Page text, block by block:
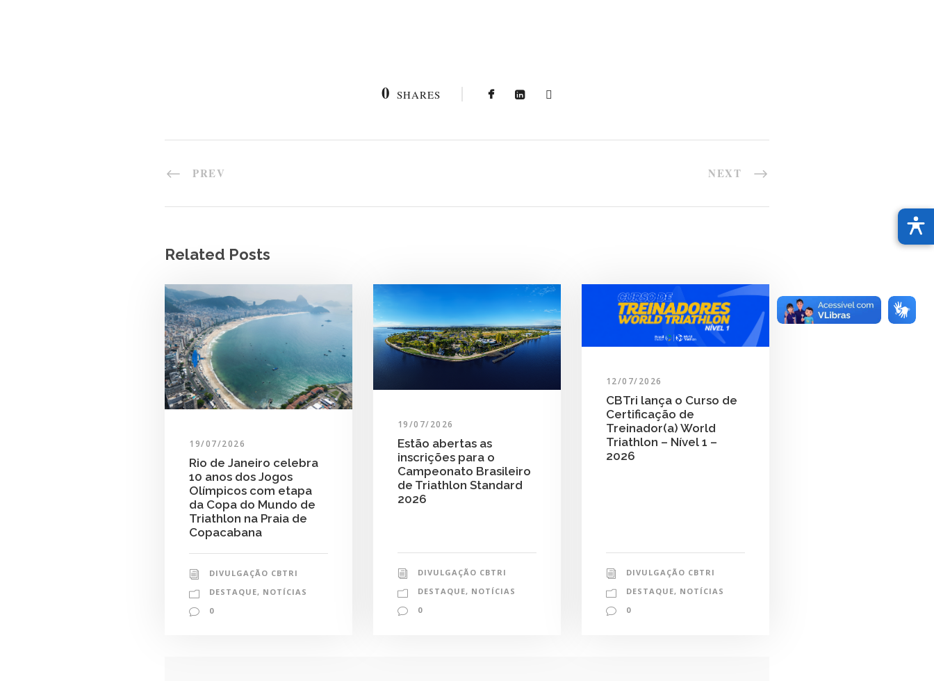
0 SHARES
PREV NEXT
Related Posts
19/07/2026
Rio de Janeiro celebra
10 anos dos Jogos
Olímpicos com etapa
da Copa do Mundo de
Triathlon na Praia de
Copacabana
DIVULGAÇÃO CBTRI
DESTAQUE, NOTÍCIAS
0
19/07/2026
Estão abertas as
inscrições para o
Campeonato Brasileiro
de Triathlon Standard
2026
DIVULGAÇÃO CBTRI
DESTAQUE, NOTÍCIAS
0
12/07/2026
CBTri lança o Curso de
Certificação de
Treinador(a) World
Triathlon – Nível 1 –
2026
DIVULGAÇÃO CBTRI
DESTAQUE, NOTÍCIAS
0